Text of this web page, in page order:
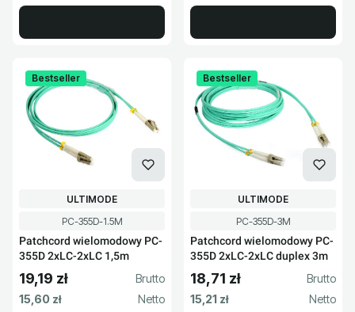
Bestseller
Kod produktu
PC-355D-1.5M
Patchcord wielomodowy PC-
355D 2xLC-2xLC 1,5m
PRODUCENT
ULTIMODE
Cena brutto
19,19 zł
Cena netto
15,60 zł
Bestseller
Kod produktu
PC-355D-3M
Patchcord wielomodowy PC-
355D 2xLC-2xLC duplex 3m
PRODUCENT
ULTIMODE
Cena brutto
18,71 zł
Cena netto
15,21 zł